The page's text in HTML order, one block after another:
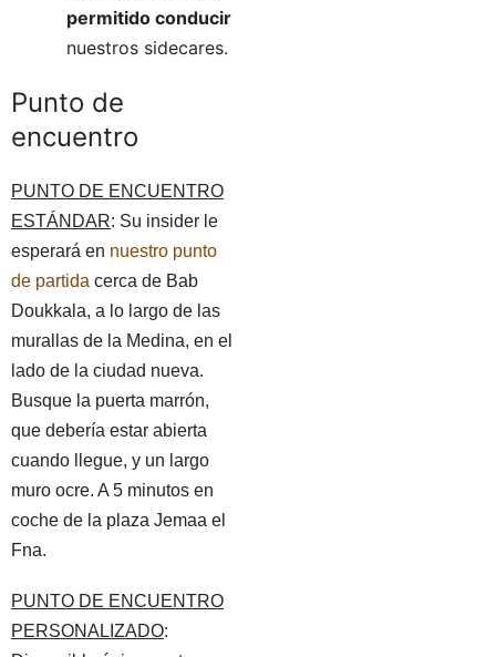
permitido conducir
nuestros sidecares.
Punto de
encuentro
PUNTO DE ENCUENTRO
ESTÁNDAR: Su insider le
esperará en nuestro punto
de partida cerca de Bab
Doukkala, a lo largo de las
murallas de la Medina, en el
lado de la ciudad nueva.
Busque la puerta marrón,
que debería estar abierta
cuando llegue, y un largo
muro ocre. A 5 minutos en
coche de la plaza Jemaa el
Fna.
PUNTO DE ENCUENTRO
PERSONALIZADO: